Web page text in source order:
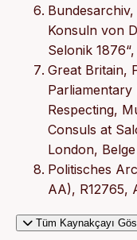
Bundesarchiv,
Konsuln von
Selonik
Great Britain,
Respecting,
Consuls at
London,
Politisches
AA), R12765,
Tüm Kaynakçayı